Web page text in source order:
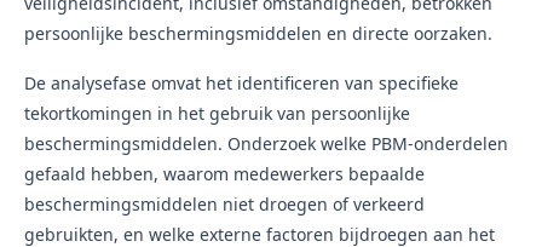
persoonlijke beschermingsmiddelen en directe oorzaken.
De analysefase omvat het identificeren van specifieke
tekortkomingen in het gebruik van persoonlijke
beschermingsmiddelen. Onderzoek welke PBM-onderdelen
gefaald hebben, waarom medewerkers bepaalde
beschermingsmiddelen niet droegen of verkeerd
gebruikten, en welke externe factoren bijdroegen aan het